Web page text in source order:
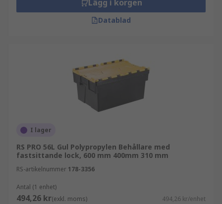
Lägg i korgen
Datablad
I lager
RS PRO 56L Gul Polypropylen Behållare med
fastsittande lock, 600 mm 400mm 310 mm
RS-artikelnummer 178-3356
Antal (1 enhet)
494,26 kr(exkl. moms) 494,26 kr/enhet